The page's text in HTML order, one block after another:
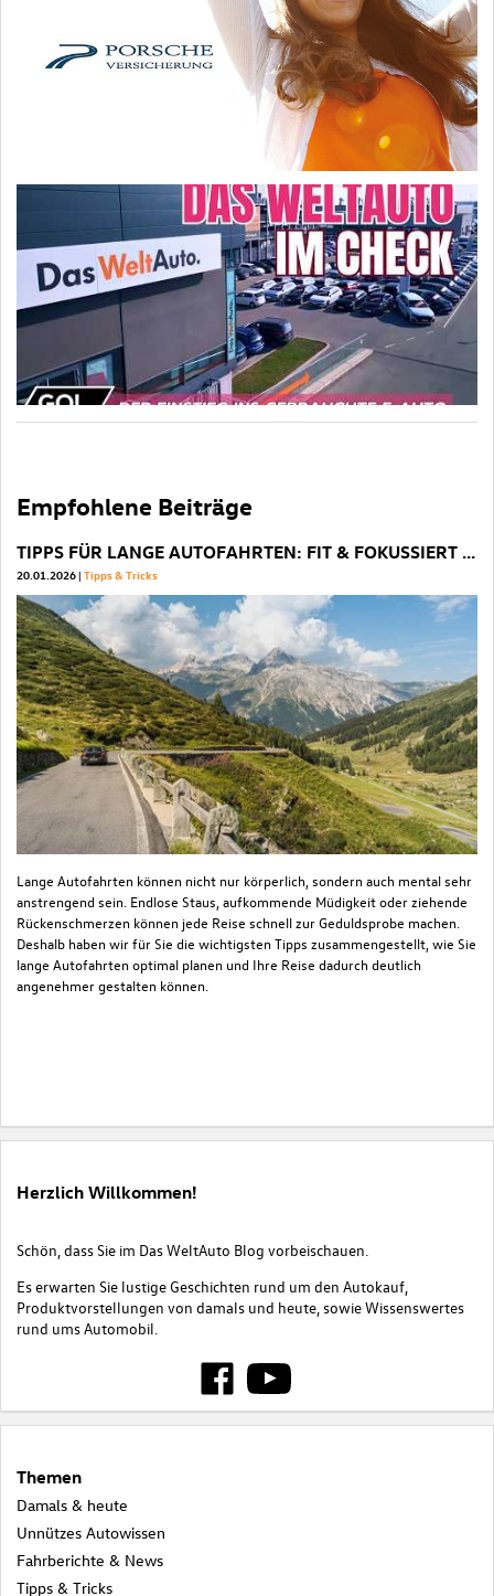
Empfohlene Beiträge
TIPPS FÜR LANGE AUTOFAHRTEN: FIT & FOKUSSIERT ANS ZIEL
20.01.2026 Tipps & Tricks
Lange Autofahrten können nicht nur körperlich, sondern auch mental sehr
anstrengend sein. Endlose Staus, aufkommende Müdigkeit oder ziehende
Rückenschmerzen können jede Reise schnell zur Geduldsprobe machen.
Deshalb haben wir für Sie die wichtigsten Tipps zusammengestellt, wie Sie
lange Autofahrten optimal planen und Ihre Reise dadurch deutlich
angenehmer gestalten können.
Herzlich Willkommen!
Schön, dass Sie im Das WeltAuto Blog vorbeischauen.
Es erwarten Sie lustige Geschichten rund um den Autokauf,
Produktvorstellungen von damals und heute, sowie Wissenswertes
rund ums Automobil.
Themen
Damals & heute
Unnützes Autowissen
Fahrberichte & News
Tipps & Tricks